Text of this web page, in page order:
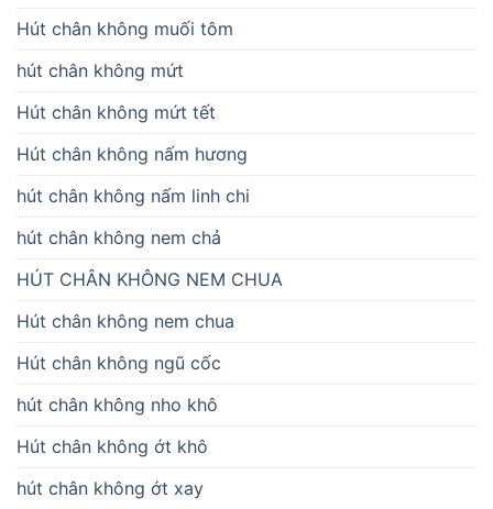
Hút chân không muối tôm
hút chân không mứt
Hút chân không mứt tết
Hút chân không nấm hương
hút chân không nấm linh chi
hút chân không nem chả
HÚT CHÂN KHÔNG NEM CHUA
Hút chân không nem chua
Hút chân không ngũ cốc
hút chân không nho khô
Hút chân không ớt khô
hút chân không ớt xay